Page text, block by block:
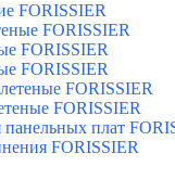
FORISSIER
FORISSIER
FORISSIER
FORISSIER
FORISSIER
FORISSIER
панельных плат
FORISSIER